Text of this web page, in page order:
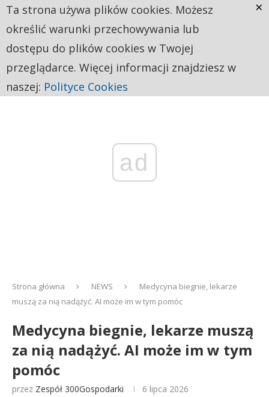
ad
Strona główna NEWS
Medycyna biegnie, lekarze
muszą za nią nadążyć. AI może im w tym pomóc
Medycyna biegnie, lekarze muszą
za nią nadążyć. AI może im w tym
pomóc
przez Zespół 300Gospodarki 6 lipca 2026
Ta strona używa plików cookies. Możesz
określić warunki przechowywania lub
dostępu do plików cookies w Twojej
przeglądarce. Więcej informacji znajdziesz w
naszej: Polityce Cookies
×